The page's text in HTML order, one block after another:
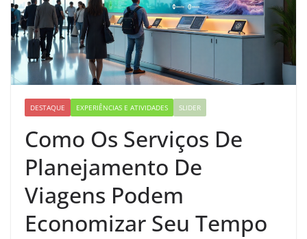
DESTAQUE EXPERIÊNCIAS E ATIVIDADES SLIDER
Como Os Serviços De
Planejamento De
Viagens Podem
Economizar Seu Tempo